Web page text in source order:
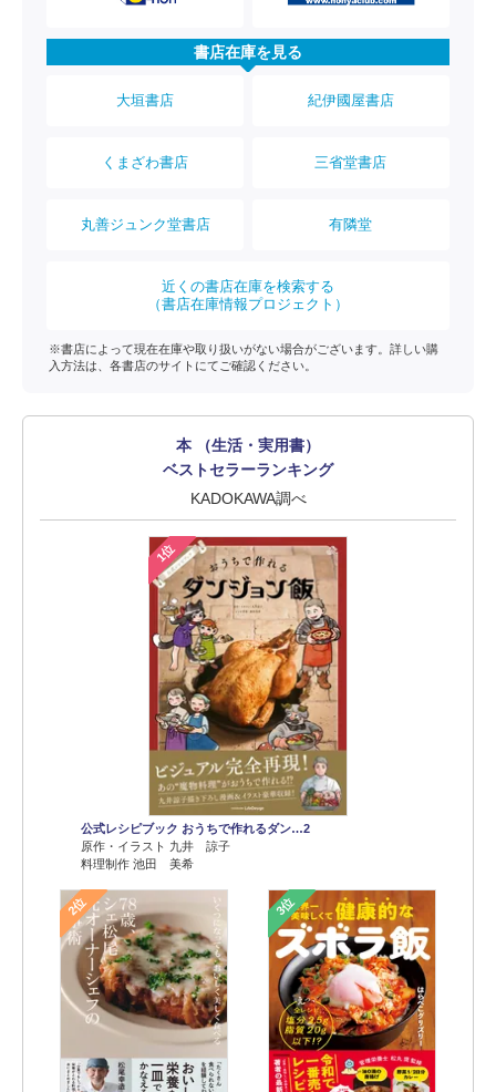
書店在庫を見る
大垣書店 紀伊國屋書店
くまざわ書店 三省堂書店
丸善ジュンク堂書店 有隣堂
近くの書店在庫を検索する
（書店在庫情報プロジェクト）
※書店によって現在在庫や取り扱いがない場合がございます。詳しい購
入方法は、各書店のサイトにてご確認ください。
本 （生活・実用書）
ベストセラーランキング
KADOKAWA調べ
1位
公式レシピブック おうちで作れるダン…2
原作・イラスト 九井 諒子
料理制作 池田 美希
2位 3位